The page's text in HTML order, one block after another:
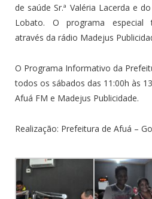
de saúde Sr.ª Valéria Lacerda e
Lobato. O programa especial
através da rádio Madejus
O Programa Informativo da
todos os sábados das 11:00h às
Afuá FM e Madejus Publicidade.
Realização: Prefeitura de Afuá –